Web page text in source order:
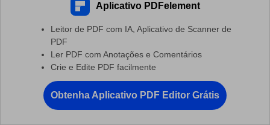
PDFelement: Editor de PDF, Scanner
Editar, Converter, Anotar PDF
Prós
Extraia texto de PDFs
Converta documentos
Aplicativo PDFelement
Leitor de PDF com IA, Aplicativo de Scanner de
PDF
Ler PDF com Anotações e Comentários
Crie e Edite PDF facilmente
Obtenha Aplicativo PDF Editor Grátis